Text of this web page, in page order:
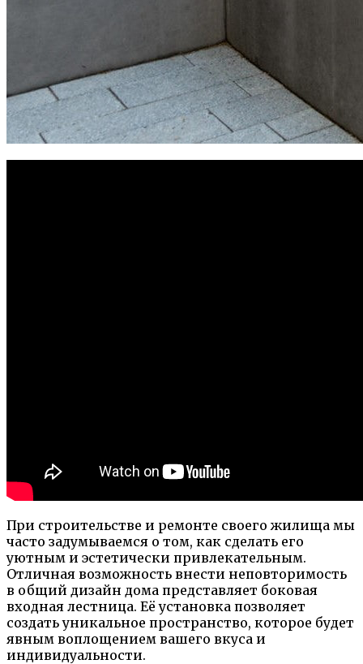
При строительстве и ремонте своего жилища мы
часто задумываемся о том, как сделать его
уютным и эстетически привлекательным.
Отличная возможность внести неповторимость
в общий дизайн дома представляет боковая
входная лестница. Её установка позволяет
создать уникальное пространство, которое будет
явным воплощением вашего вкуса и
индивидуальности.